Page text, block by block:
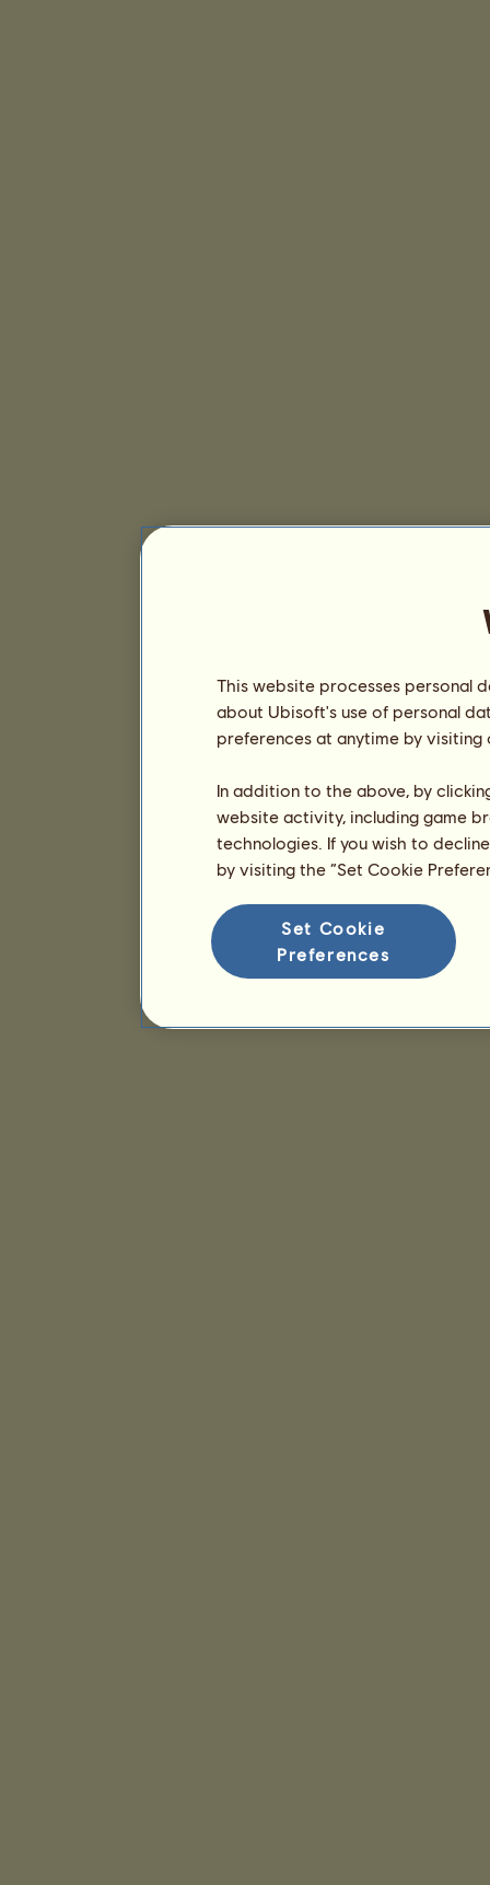
This website processes personal
about Ubisoft's use of personal
preferences at anytime by
In addition to the above, by
website activity, including game
technologies. If you wish to
by visiting the “Set Cookie
Set Cookie
Preferences